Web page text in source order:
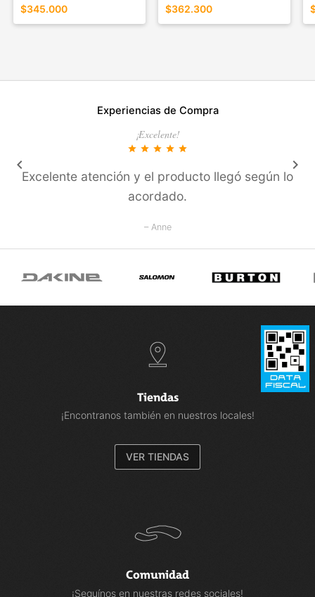
$345.000
$362.300
Experiencias de Compra
¡Excelente!
star star star star star
Excelente atención y el producto llegó según lo
acordado.
– Anne
keyboard_arrow_left keyboard_arrow_right
Tiendas
¡Encontranos también en nuestros locales!
VER TIENDAS
Comunidad
¡Seguínos en nuestras redes sociales!